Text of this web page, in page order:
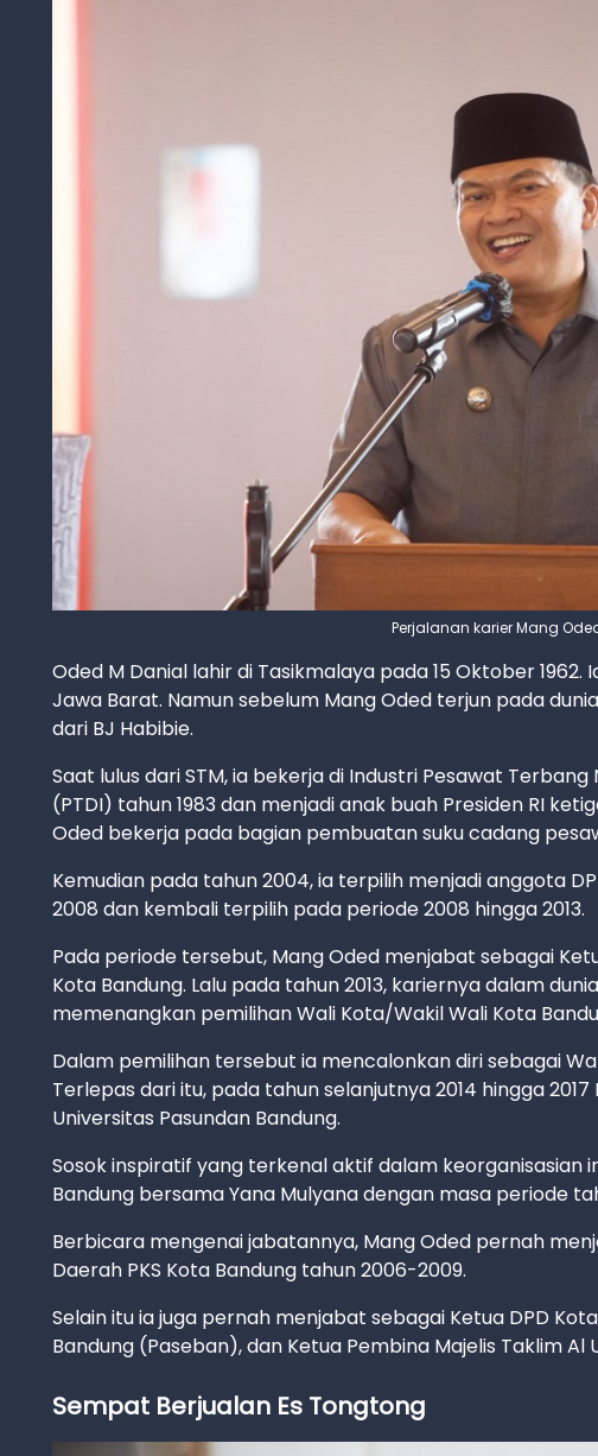
Perjalanan karier Mang
Oded M Danial lahir di Tasikmalaya pada 15 Oktober
Jawa Barat. Namun sebelum Mang Oded terjun pada
dari BJ Habibie.
Saat lulus dari STM, ia bekerja di Industri Pesawat
(PTDI) tahun 1983 dan menjadi anak buah Presiden RI
Oded bekerja pada bagian pembuatan suku cadang
Kemudian pada tahun 2004, ia terpilih menjadi anggota
2008 dan kembali terpilih pada periode 2008 hingga 2013.
Pada periode tersebut, Mang Oded menjabat sebagai
Kota Bandung. Lalu pada tahun 2013, kariernya dalam
memenangkan pemilihan Wali Kota/Wakil Wali Kota
Dalam pemilihan tersebut ia mencalonkan diri sebagai
Terlepas dari itu, pada tahun selanjutnya 2014 hingga
Universitas Pasundan Bandung.
Sosok inspiratif yang terkenal aktif dalam keorganisasian
Bandung bersama Yana Mulyana dengan masa periode
Berbicara mengenai jabatannya, Mang Oded pernah
Daerah PKS Kota Bandung tahun 2006-2009.
Selain itu ia juga pernah menjabat sebagai Ketua DPD
Bandung (Paseban), dan Ketua Pembina Majelis Taklim Al
Sempat Berjualan Es Tongtong